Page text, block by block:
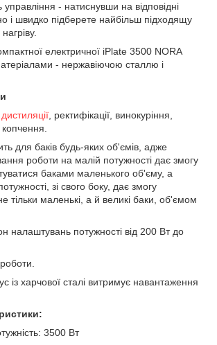
- натиснувши на відповідні
і швидко підберете найбільш підходящу
електричної iPlate 3500 NORA
- нержавіючою сталлю і
дистиляції , ректифікації, винокуріння,
для баків будь-яких об'ємів, адже
роботи на малій потужності дає змогу
баками маленького об'єму, а
зі свого боку, дає змогу
тільки маленькі, а й великі баки, об'ємом
налаштувань потужності від 200 Вт до
із харчової сталі витримує навантаження
3500 Вт